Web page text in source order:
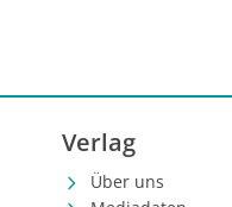
Verlag
Über uns